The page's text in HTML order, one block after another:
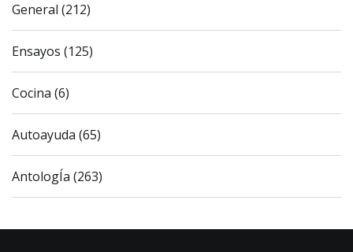
General (212)
Ensayos (125)
Cocina (6)
Autoayuda (65)
AntologÍa (263)